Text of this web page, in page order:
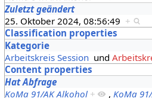
Zuletzt geändert
25. Oktober 2024, 08:56:49 +
Classification properties
Kategorie
Arbeitskreis Sessionund
Content properties
Hat Abfrage
KoMa 91/AK Alkohol + , KoMa